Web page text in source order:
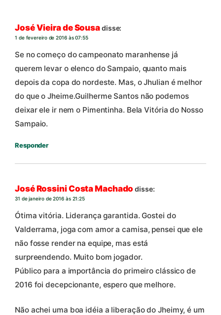
José Vieira de Sousadisse:
1 de fevereiro de 2016 às 07:55
Se no começo do campeonato maranhense já
querem levar o elenco do Sampaio, quanto mais
depois da copa do nordeste. Mas, o Jhulian é melhor
do que o Jheime.Guilherme Santos não podemos
deixar ele ir nem o Pimentinha. Bela Vitória do Nosso
Sampaio.
Responder
José Rossini Costa Machado disse:
31 de janeiro de 2016 às 21:25
Ótima vitória. Liderança garantida. Gostei do
Valderrama, joga com amor a camisa, pensei que ele
não fosse render na equipe, mas está
surpreendendo. Muito bom jogador.
Público para a importância do primeiro clássico de
2016 foi decepcionante, espero que melhore.
Não achei uma boa idéia a liberação do Jheimy, é um